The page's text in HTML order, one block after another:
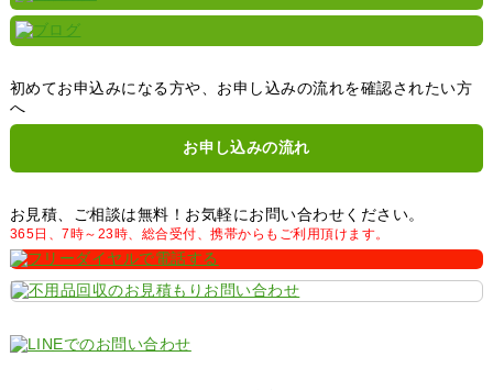
初めてお申込みになる方や、お申し込みの流れを確認されたい方
へ
お申し込みの流れ
お見積、ご相談は無料！お気軽にお問い合わせください。
365日、7時～23時、総合受付、携帯からもご利用頂けます。